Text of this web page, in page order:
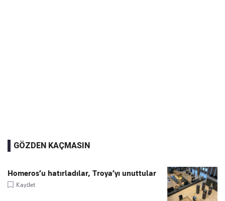
GÖZDEN KAÇMASIN
Homeros’u hatırladılar, Troya’yı unuttular
Kaydet